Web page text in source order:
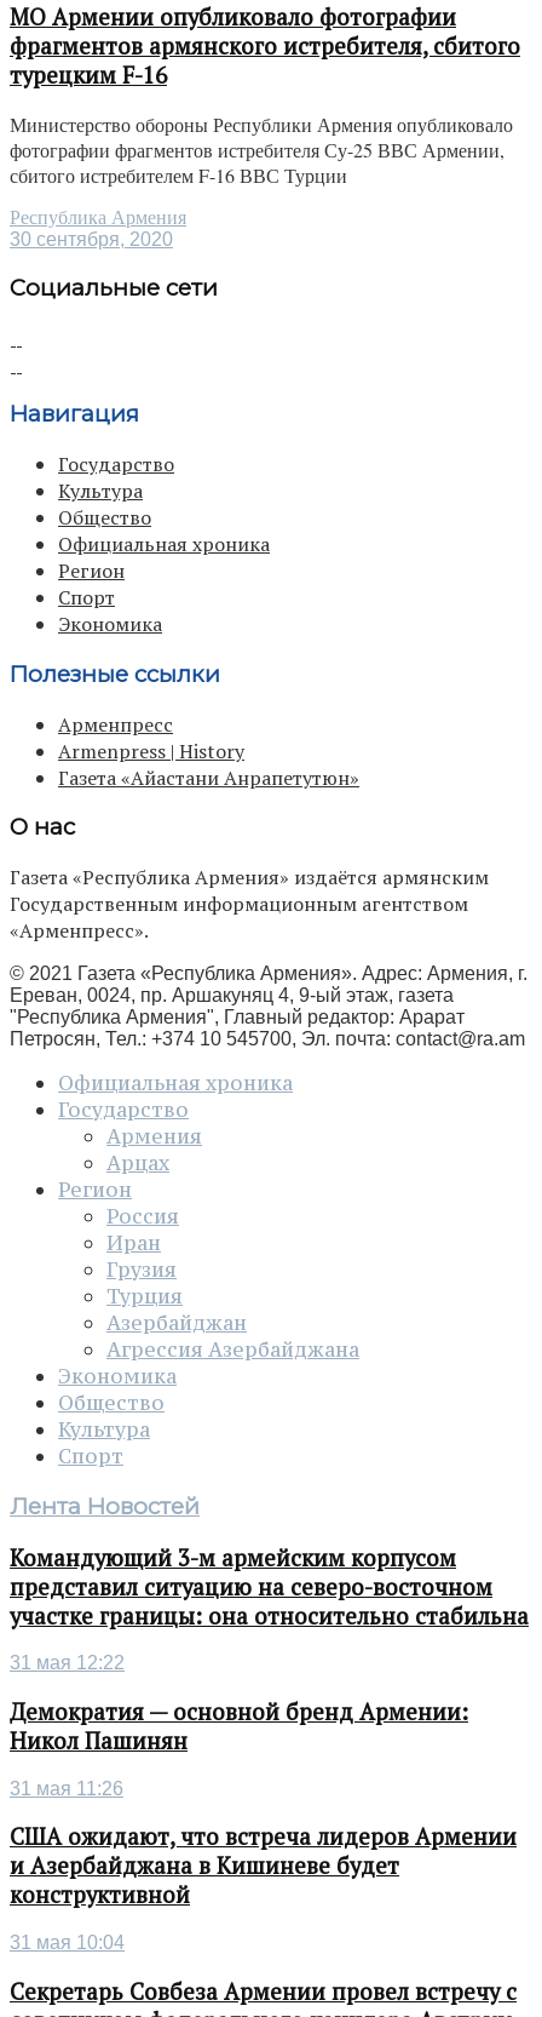
МО Армении опубликовало фотографии
фрагментов армянского истребителя, сбитого
турецким F-16
Министерство обороны Республики Армения опубликовало
фотографии фрагментов истребителя Су-25 ВВС Армении,
сбитого истребителем F-16 ВВС Турции
Республика Армения
30 сентября, 2020
Социальные сети
Навигация
Государство
Культура
Общество
Официальная хроника
Регион
Спорт
Экономика
Полезные ссылки
Арменпресс
Armenpress | History
Газета «Айастани Анрапетутюн»
О нас
Газета «Республика Армения» издаётся армянским
Государственным информационным агентством
«Арменпресс».
© 2021 Газета «Республика Армения». Адрес: Армения, г.
Ереван, 0024, пр. Аршакуняц 4, 9-ый этаж, газета
"Республика Армения", Главный редактор: Арарат
Петросян, Тел.: +374 10 545700, Эл. почта: contact@ra.am
Официальная хроника
Государство
Армения
Арцах
Регион
Россия
Иран
Грузия
Турция
Азербайджан
Агрессия Азербайджана
Экономика
Общество
Культура
Спорт
Лента Новостей
Командующий 3-м армейским корпусом
представил ситуацию на северо-восточном
участке границы: она относительно стабильна
31 мая 12:22
Демократия — основной бренд Армении:
Никол Пашинян
31 мая 11:26
США ожидают, что встреча лидеров Армении
и Азербайджана в Кишиневе будет
конструктивной
31 мая 10:04
Секретарь Совбеза Армении провел встречу с